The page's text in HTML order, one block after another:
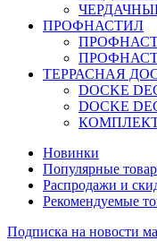
ПРОФНАСТИЛ
ТЕРРАСНАЯ
DOCKE
DOCKE
Новинки
Популярные
Распродажи и
Рекомендуемые
Подписка на новости